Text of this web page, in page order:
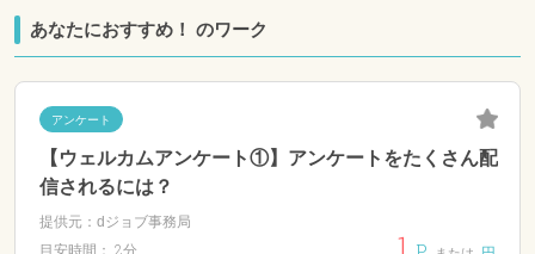
あなたにおすすめ！ のワーク
アンケート
【ウェルカムアンケート①】アンケートをたくさん配
信されるには？
提供元：dジョブ事務局
目安時間： 2分